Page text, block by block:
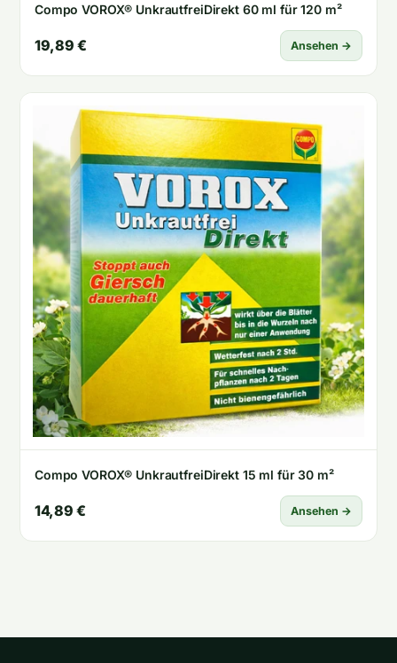
Compo VOROX® UnkrautfreiDirekt 60 ml für 120 m²
19,89 € Ansehen →
Compo VOROX® UnkrautfreiDirekt 15 ml für 30 m²
14,89 € Ansehen →